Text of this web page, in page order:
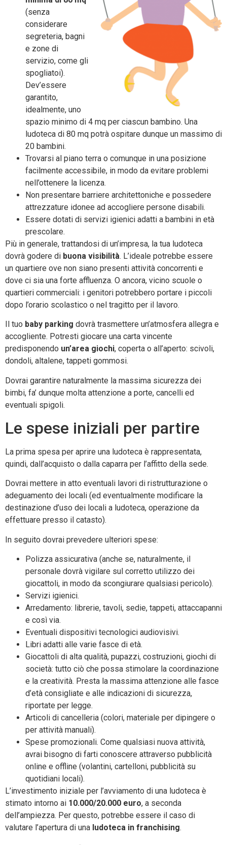
(senza
considerare
segreteria, bagni
e zone di
servizio, come gli
spogliatoi).
Dev’essere
garantito,
idealmente, uno
spazio minimo di 4 mq per ciascun bambino. Una
ludoteca di 80 mq potrà ospitare dunque un massimo di
20 bambini.
Trovarsi al piano terra o comunque in una posizione
facilmente accessibile, in modo da evitare problemi
nell’ottenere la licenza.
Non presentare barriere architettoniche e possedere
attrezzature idonee ad accogliere persone disabili.
Essere dotati di servizi igienici adatti a bambini in età
prescolare.
Più in generale, trattandosi di un’impresa, la tua ludoteca
dovrà godere di buona visibilità. L’ideale potrebbe essere
un quartiere ove non siano presenti attività concorrenti e
dove ci sia una forte affluenza. O ancora, vicino scuole o
quartieri commerciali: i genitori potrebbero portare i piccoli
dopo l’orario scolastico o nel tragitto per il lavoro.
Il tuo baby parking dovrà trasmettere un’atmosfera allegra e
accogliente. Potresti giocare una carta vincente
predisponendo un’area giochi, coperta o all’aperto: scivoli,
dondoli, altalene, tappeti gommosi.
Dovrai garantire naturalmente la massima sicurezza dei
bimbi, fa’ dunque molta attenzione a porte, cancelli ed
eventuali spigoli.
Le spese iniziali per partire
La prima spesa per aprire una ludoteca è rappresentata,
quindi, dall’acquisto o dalla caparra per l’affitto della sede.
Dovrai mettere in atto eventuali lavori di ristrutturazione o
adeguamento dei locali (ed eventualmente modificare la
destinazione d’uso dei locali a ludoteca, operazione da
effettuare presso il catasto).
In seguito dovrai prevedere ulteriori spese:
Polizza assicurativa (anche se, naturalmente, il
personale dovrà vigilare sul corretto utilizzo dei
giocattoli, in modo da scongiurare qualsiasi pericolo).
Servizi igienici.
Arredamento: librerie, tavoli, sedie, tappeti, attaccapanni
e così via.
Eventuali dispositivi tecnologici audiovisivi.
Libri adatti alle varie fasce di età.
Giocattoli di alta qualità, pupazzi, costruzioni, giochi di
società: tutto ciò che possa stimolare la coordinazione
e la creatività. Presta la massima attenzione alle fasce
d’età consigliate e alle indicazioni di sicurezza,
riportate per legge.
Articoli di cancelleria (colori, materiale per dipingere o
per attività manuali).
Spese promozionali. Come qualsiasi nuova attività,
avrai bisogno di farti conoscere attraverso pubblicità
online e offline (volantini, cartelloni, pubblicità su
quotidiani locali).
L’investimento iniziale per l’avviamento di una ludoteca è
stimato intorno ai 10.000/20.000 euro, a seconda
dell’ampiezza. Per questo, potrebbe essere il caso di
valutare l’apertura di una ludoteca in franchising.